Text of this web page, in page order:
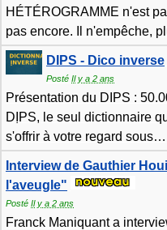
HÉTÉROGRAMME n'est
pas encore. Il n'empêche,
DIPS - Dico inverse
Posté Il y a 2 ans
Présentation du DIPS :
DỊPS, le seul dictionnaire
s'offrir à votre regard sous…
Interview de Gauthier
l'aveugle"
Posté Il y a 2 ans
Franck Maniquant a